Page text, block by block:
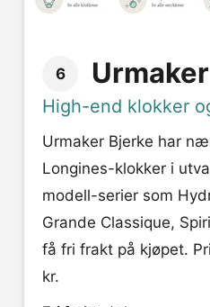
6
High-end klokker
Urmaker Bjerke har
Longines-klokker i
modell-serier som
Grande Classique,
få fri frakt på kjøpet.
kr.